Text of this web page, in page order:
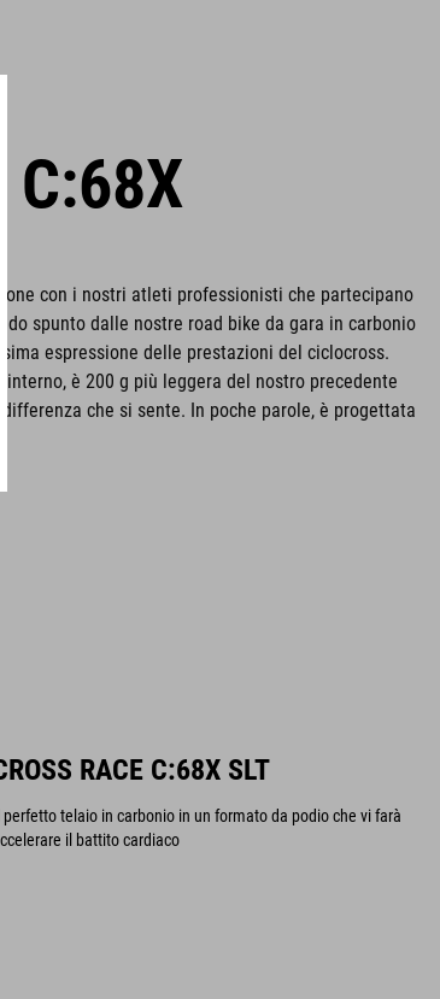
C:68X
con i nostri atleti professionisti che partecipano
spunto dalle nostre road bike da gara in carbonio
espressione delle prestazioni del ciclocross.
è 200 g più leggera del nostro precedente
che si sente. In poche parole, è progettata
RACE C:68X SLT
perfetto telaio in carbonio in un formato da podio che vi farà
il battito cardiaco